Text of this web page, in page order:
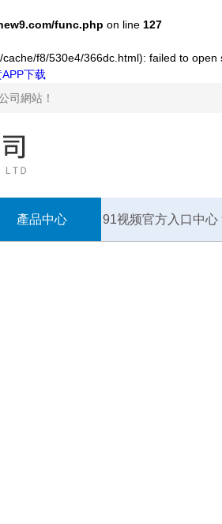
func.php on line 127
f8/530e4/366dc.html): failed to
下载
司網站！
產品中心 91视频官方入口中心